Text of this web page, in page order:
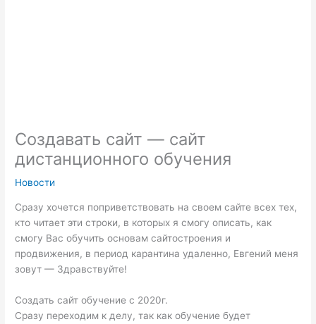
Создавать сайт — сайт
дистанционного обучения
Новости
Сразу хочется поприветствовать на своем сайте всех тех,
кто читает эти строки, в которых я смогу описать, как
смогу Вас обучить основам сайтостроения и
продвижения, в период карантина удаленно, Евгений меня
зовут — Здравствуйте!
Создать сайт обучение с 2020г.
Сразу переходим к делу, так как обучение будет